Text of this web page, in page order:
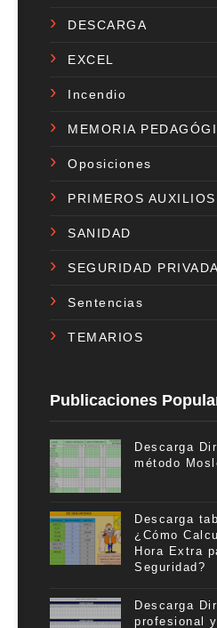
DESCARGA
EXCEL
Incendio
MEMORIA
Oposiciones
PRIMEROS AUXILIOS
SANIDAD
SEGURIDAD PRIVADA
Sentencias
TEMARIOS
Publicaciones
Descarga
método
Descarga
¿Cómo
Hora Extra
Seguridad?
Descarga
profesional